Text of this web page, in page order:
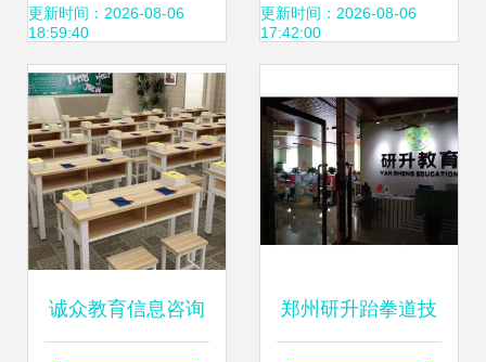
询的可信赖之路
更新时间：2026-08-06
18:59:40
来的桥梁
更新时间：2026-08-06
17:42:00
诚众教育信息咨询 郑州研升跆拳道技